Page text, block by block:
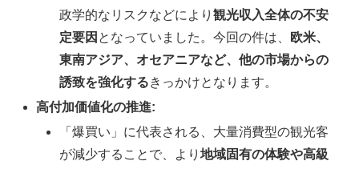
政学的なリスクなどにより観光収入全体の不安
定要因 となっていました。今回の件は、 欧米、
東南アジア、オセアニアなど、他の市場からの
誘致を強化するきっかけとなります。
高付加価値化の推進:
「爆買い」に代表される、大量消費型の観光客
が減少することで、より地域固有の体験や高級